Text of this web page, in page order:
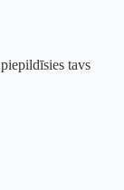
tavs